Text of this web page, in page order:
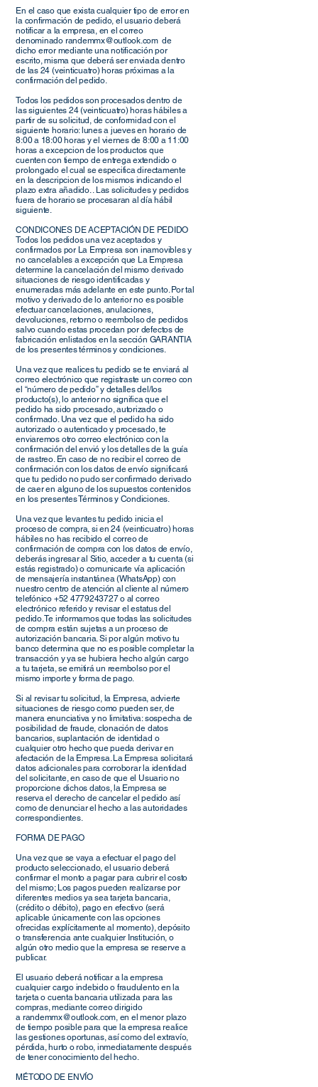
En el caso que exista cualquier tipo de error en
la confirmación de pedido, el usuario deberá
notificar a la empresa, en el correo
denominado randemmx@outlook.comde
dicho error mediante una notificación por
escrito, misma que deberá ser enviada dentro
de las 24 (veinticuatro) horas próximas a la
confirmación del pedido.
Todos los pedidos son procesados dentro de
las siguientes 24 (veinticuatro) horas hábiles a
partir de su solicitud, de conformidad con el
siguiente horario: lunes a jueves en horario de
8:00 a 18:00 horas y el viernes de 8:00 a 11:00
horas a excepcion de los productos que
cuenten con tiempo de entrega extendido o
prolongado el cual se especifica directamente
en la descripcion de los mismos indicando el
plazo extra añadido. . Las solicitudes y pedidos
fuera de horario se procesaran al día hábil
siguiente.
CONDICONES DE ACEPTACIÓN DE PEDIDO
Todos los pedidos una vez aceptados y
confirmados por La Empresa son inamovibles y
no cancelables a excepción que La Empresa
determine la cancelación del mismo derivado
situaciones de riesgo identificadas y
enumeradas más adelante en este punto. Por tal
motivo y derivado de lo anterior no es posible
efectuar cancelaciones, anulaciones,
devoluciones, retorno o reembolso de pedidos
salvo cuando estas procedan por defectos de
fabricación enlistados en la sección GARANTIA
de los presentes términos y condiciones.
Una vez que realices tu pedido se te enviará al
correo electrónico que registraste un correo con
el “número de pedido” y detalles del/los
producto(s), lo anterior no significa que el
pedido ha sido procesado, autorizado o
confirmado. Una vez que el pedido ha sido
autorizado o autenticado y procesado, te
enviaremos otro correo electrónico con la
confirmación del envió y los detalles de la guía
de rastreo. En caso de no recibir el correo de
confirmación con los datos de envío significará
que tu pedido no pudo ser confirmado derivado
de caer en alguno de los supuestos contenidos
en los presentes Términos y Condiciones.
Una vez que levantes tu pedido inicia el
proceso de compra, si en 24 (veinticuatro) horas
hábiles no has recibido el correo de
confirmación de compra con los datos de envío,
deberás ingresar al Sitio, acceder a tu cuenta (si
estás registrado) o comunicarte vía aplicación
de mensajería instantánea (WhatsApp) con
nuestro centro de atención al cliente al número
telefónico +52 4779243727 o al correo
electrónico referido y revisar el estatus del
pedido. Te informamos que todas las solicitudes
de compra están sujetas a un proceso de
autorización bancaria. Si por algún motivo tu
banco determina que no es posible completar la
transacción y ya se hubiera hecho algún cargo
a tu tarjeta, se emitirá un reembolso por el
mismo importe y forma de pago.
Si al revisar tu solicitud, la Empresa, advierte
situaciones de riesgo como pueden ser, de
manera enunciativa y no limitativa: sospecha de
posibilidad de fraude, clonación de datos
bancarios, suplantación de identidad o
cualquier otro hecho que pueda derivar en
afectación de la Empresa. La Empresa solicitará
datos adicionales para corroborar la identidad
del solicitante, en caso de que el Usuario no
proporcione dichos datos, la Empresa se
reserva el derecho de cancelar el pedido así
como de denunciar el hecho a las autoridades
correspondientes.
FORMA DE PAGO
Una vez que se vaya a efectuar el pago del
producto seleccionado, el usuario deberá
confirmar el monto a pagar para cubrir el costo
del mismo; Los pagos pueden realizarse por
diferentes medios ya sea tarjeta bancaria,
(crédito o débito), pago en efectivo (será
aplicable únicamente con las opciones
ofrecidas explícitamente al momento), depósito
o transferencia ante cualquier Institución, o
algún otro medio que la empresa se reserve a
publicar.
El usuario deberá notificar a la empresa
cualquier cargo indebido o fraudulento en la
tarjeta o cuenta bancaria utilizada para las
compras, mediante correo dirigido
a randemmx@outlook.com, en el menor plazo
de tiempo posible para que la empresa realice
las gestiones oportunas, así como del extravío,
pérdida, hurto o robo, inmediatamente después
de tener conocimiento del hecho.
MÉTODO DE ENVÍO